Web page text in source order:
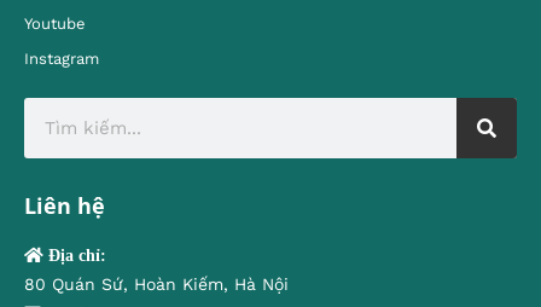
Youtube
Instagram
Liên hệ
Địa chỉ:
80 Quán Sứ, Hoàn Kiếm, Hà Nội